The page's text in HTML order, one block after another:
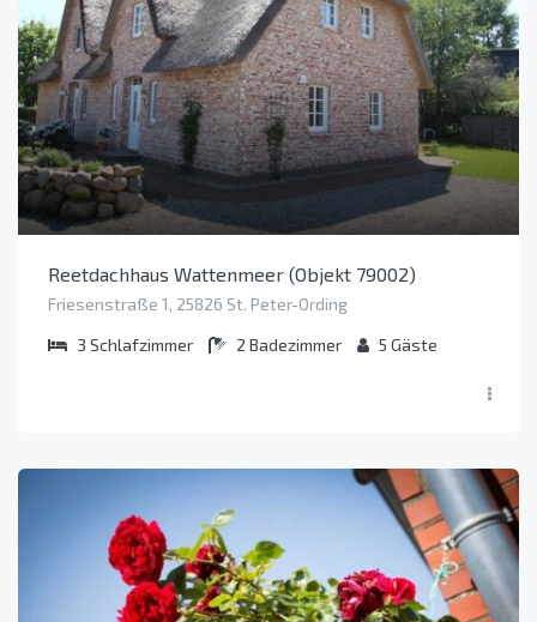
Reetdachhaus Wattenmeer (Objekt 79002)
Friesenstraße 1, 25826 St. Peter-Ording
3 Schlafzimmer 2 Badezimmer 5 Gäste